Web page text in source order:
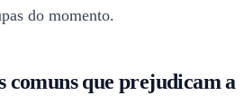
do momento.
comuns que prejudicam a